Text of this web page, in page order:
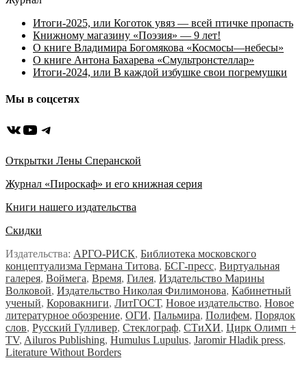
Итоги-2025, или Коготок увяз — всей птичке пропасть
Книжному магазину «Поэзия» — 9 лет!
О книге Владимира Богомякова «Космосы—небесы»
О книге Антона Бахарева «Смультронстеллар»
Итоги-2024, или В каждой избушке свои погремушки
Мы в соцсетях
ВКонтакте
YouTube
Telegram
Открытки Лены Сперанской
Журнал «Пироскаф» и его книжная серия
Книги нашего издательства
Скидки
Издательства: АРГО-РИСК, Библиотека московского
концептуализма Германа Титова, БСГ-пресс, Виртуальная
галерея, Воймега, Время, Гилея, Издательство Марины
Волковой, Издательство Николая Филимонова, Кабинетный
ученый, Коровакниги, ЛитГОСТ, Новое издательство, Новое
литературное обозрение, ОГИ, Пальмира, Полифем, Порядок
слов, Русский Гулливер, Стеклограф, СТиХИ, Цирк Олимп +
TV, Ailuros Publishing, Humulus Lupulus, Jaromir Hladik press,
Literature Without Borders